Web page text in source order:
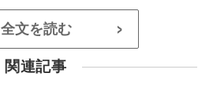
全文を読む >
関連記事